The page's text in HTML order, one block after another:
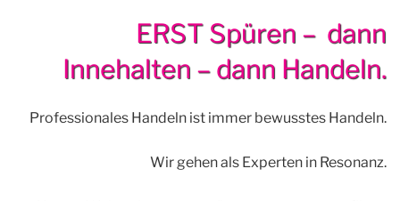
ERST Spüren – dann
Innehalten – dann Handeln.
Professionales Handeln ist immer bewusstes Handeln.
Wir gehen als Experten in Resonanz.